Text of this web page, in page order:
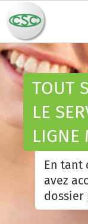
TOUT
LE
LIGNE
En tant
avez
dossier